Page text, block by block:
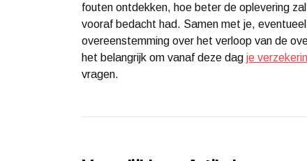
fouten ontdekken, hoe beter de oplevering
vooraf bedacht had. Samen met je,
overeenstemming over het verloop van de
het belangrijk om vanaf deze dag je
vragen.